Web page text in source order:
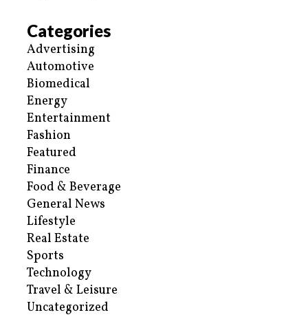
Categories
Advertising
Automotive
Biomedical
Energy
Entertainment
Fashion
Featured
Finance
Food & Beverage
General News
Lifestyle
Real Estate
Sports
Technology
Travel & Leisure
Uncategorized